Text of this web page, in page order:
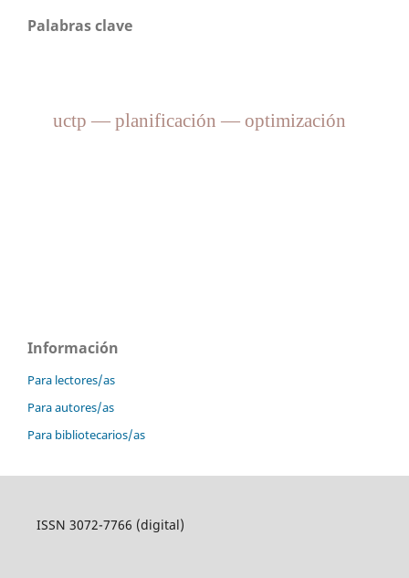
Palabras clave
uctp — planificación — optimización
Información
Para lectores/as
Para autores/as
Para bibliotecarios/as
ISSN 3072-7766 (digital)